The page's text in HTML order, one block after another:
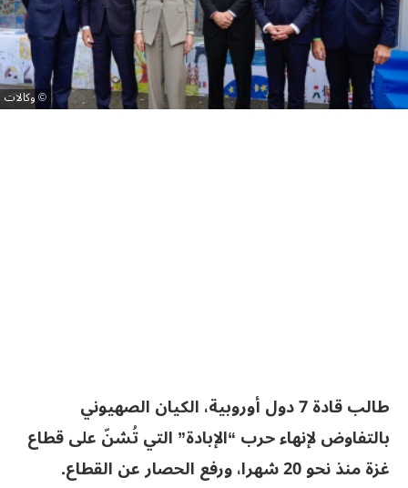
وكالات
طالب قادة 7 دول أوروبية، الكيان الصهيوني
بالتفاوض لإنهاء حرب “الإبادة” التي تُشنّ على قطاع
غزة منذ نحو 20 شهرا، ورفع الحصار عن القطاع.